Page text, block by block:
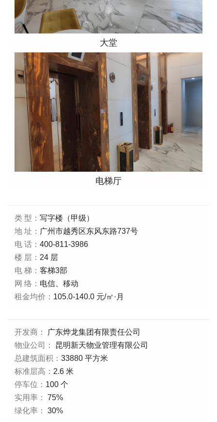
大堂
电梯厅
类 型： 写字楼（甲级）
地 址： 广州市越秀区东风东路737号
电 话： 400-811-3986
楼 层： 24 层
电 梯： 客梯3部
网 络： 电信、移动
租金均价： 105.0-140.0 元/㎡·月
开发商：
广东烨龙集团有限责任公司
物业公司：
昆明新天物业管理有限公司
总建筑面积： 33880 平方米
标准层高： 2.6 米
停车位： 100 个
实用率：
75%
绿化率：
30%